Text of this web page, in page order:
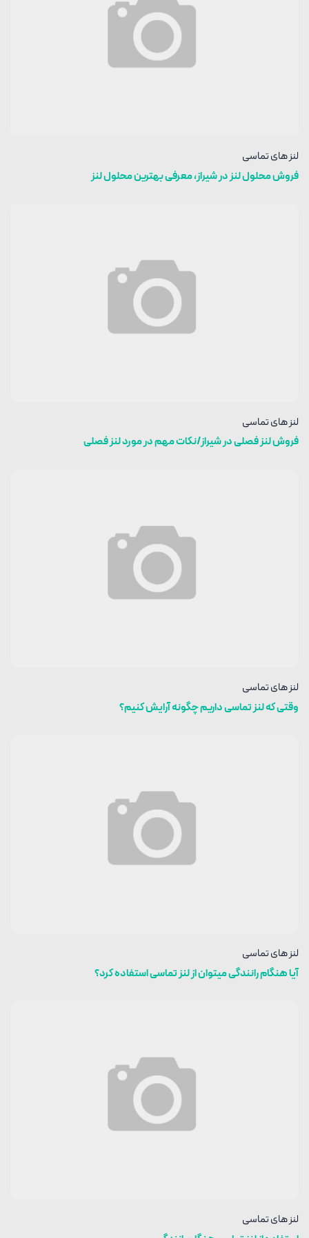
لنز های تماسی
فروش محلول لنز در شیراز، معرفی بهترین محلول لنز
لنز های تماسی
فروش لنز فصلی در شیراز/نکات مهم در مورد لنز فصلی
لنز های تماسی
وقتی که لنز تماسی داریم چگونه آرایش کنیم؟
لنز های تماسی
آیا هنگام رانندگی میتوان از لنز تماسی استفاده کرد؟
لنز های تماسی